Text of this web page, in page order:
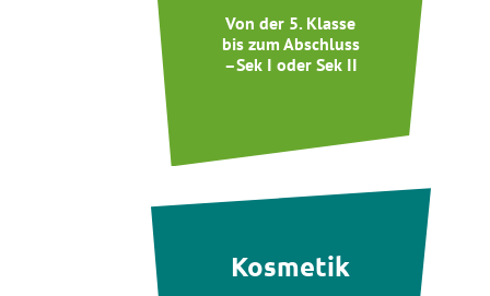
Von der 5. Klasse
bis zum Abschluss
–Sek I oder Sek II
Kosmetik